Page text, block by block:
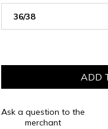
Ask a question to the
merchant